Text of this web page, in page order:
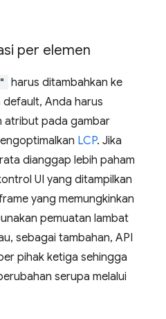
per elemen
harus ditambahkan ke
Anda harus
atribut pada gambar
LCP. Jika
dianggap lebih paham
UI yang ditampilkan
yang memungkinkan
pemuatan lambat
sebagai tambahan, API
pihak ketiga sehingga
serupa melalui